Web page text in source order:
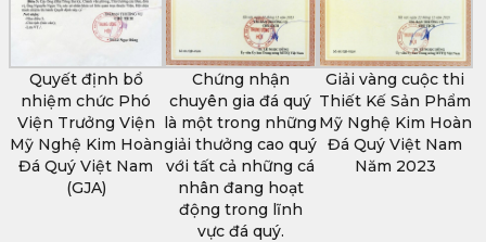
Quyết định bổ
nhiệm chức Phó
Viện Trưởng Viện
Mỹ Nghệ Kim Hoàn
Đá Quý Việt Nam
(GJA)
Chứng nhận
chuyên gia đá quý
là một trong những
giải thưởng cao quý
với tất cả những cá
nhân đang hoạt
động trong lĩnh
vực đá quý.
Giải vàng cuộc thi
Thiết Kế Sản Phẩm
Mỹ Nghệ Kim Hoàn
Đá Quý Việt Nam
Năm 2023